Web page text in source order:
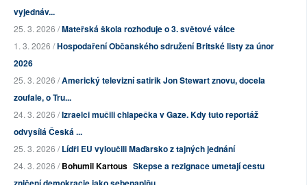
vyjednáv...
25. 3. 2026 /Mateřská škola rozhoduje o 3. světové válce
1. 3. 2026 /Hospodaření Občanského sdružení Britské listy za únor
2026
25. 3. 2026 /Americký televizní satirik Jon Stewart znovu, docela
zoufale, o Tru...
24. 3. 2026 /Izraelci mučili chlapečka v Gaze. Kdy tuto reportáž
odvysílá Česká ...
25. 3. 2026 /Lídři EU vyloučili Maďarsko z tajných jednání
24. 3. 2026 /Bohumil Kartous Skepse a rezignace umetají cestu